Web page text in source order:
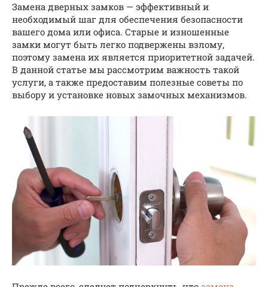
Замена дверных замков — эффективный и
необходимый шаг для обеспечения безопасности
вашего дома или офиса. Старые и изношенные
замки могут быть легко подвержены взлому,
поэтому замена их является приоритетной задачей.
В данной статье мы рассмотрим важность такой
услуги, а также предоставим полезные советы по
выбору и установке новых замочных механизмов.